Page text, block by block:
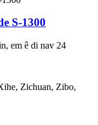
S-1300
em ê di nav 24
Zichuan, Zibo,